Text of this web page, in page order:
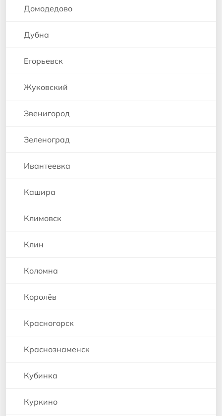
Домодедово
Дубна
Егорьевск
Жуковский
Звенигород
Зеленоград
Ивантеевка
Кашира
Климовск
Клин
Коломна
Королёв
Красногорск
Краснознаменск
Кубинка
Куркино